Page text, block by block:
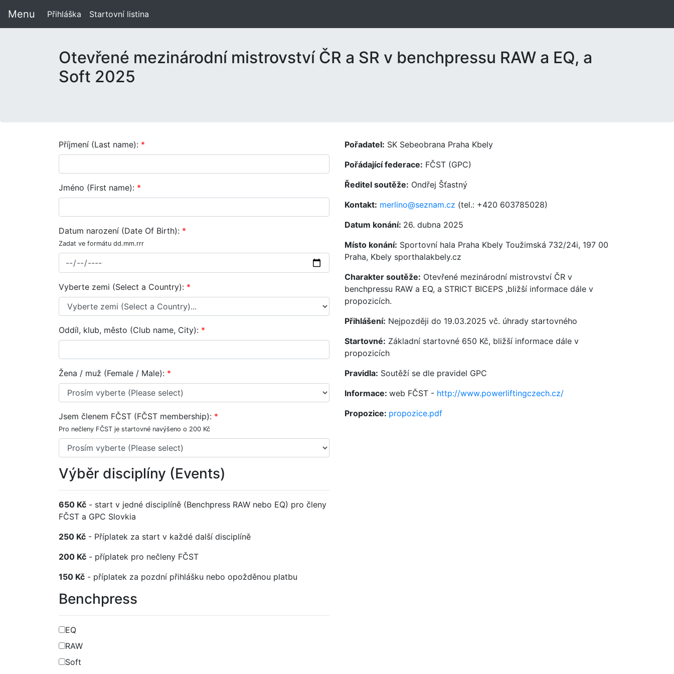
Menu Přihláška Startovní listina
Otevřené mezinárodní mistrovství ČR a SR v benchpressu RAW a EQ, a
Soft 2025
Příjmení (Last name): *
Jméno (First name): *
Datum narození (Date Of Birth): *
Zadat ve formátu dd.mm.rrr
Vyberte zemi (Select a Country): *
Oddíl, klub, město (Club name, City): *
Žena / muž (Female / Male): *
Jsem členem FČST (FČST membership): *
Pro nečleny FČST je startovné navýšeno o 200 Kč
Výběr disciplíny (Events)
650 Kč - start v jedné disciplíně (Benchpress RAW nebo EQ) pro členy
FČST a GPC Slovkia
250 Kč - Příplatek za start v každé další disciplíně
200 Kč - příplatek pro nečleny FČST
150 Kč - příplatek za pozdní přihlášku nebo opožděnou platbu
Benchpress
EQ
RAW
Soft
Pořadatel: SK Sebeobrana Praha Kbely
Pořádající federace: FČST (GPC)
Ředitel soutěže: Ondřej Šťastný
Kontakt: merlino@seznam.cz (tel.: +420 603785028)
Datum konání: 26. dubna 2025
Místo konání: Sportovní hala Praha Kbely Toužimská 732/24i, 197 00
Praha, Kbely sporthalakbely.cz
Charakter soutěže: Otevřené mezinárodní mistrovství ČR v
benchpressu RAW a EQ, a STRICT BICEPS ,bližší informace dále v
propozicích.
Přihlášení: Nejpozději do 19.03.2025 vč. úhrady startovného
Startovné: Základní startovné 650 Kč, bližší informace dále v
propozicích
Pravidla: Soutěží se dle pravidel GPC
Informace: web FČST - http://www.powerliftingczech.cz/
Propozice: propozice.pdf